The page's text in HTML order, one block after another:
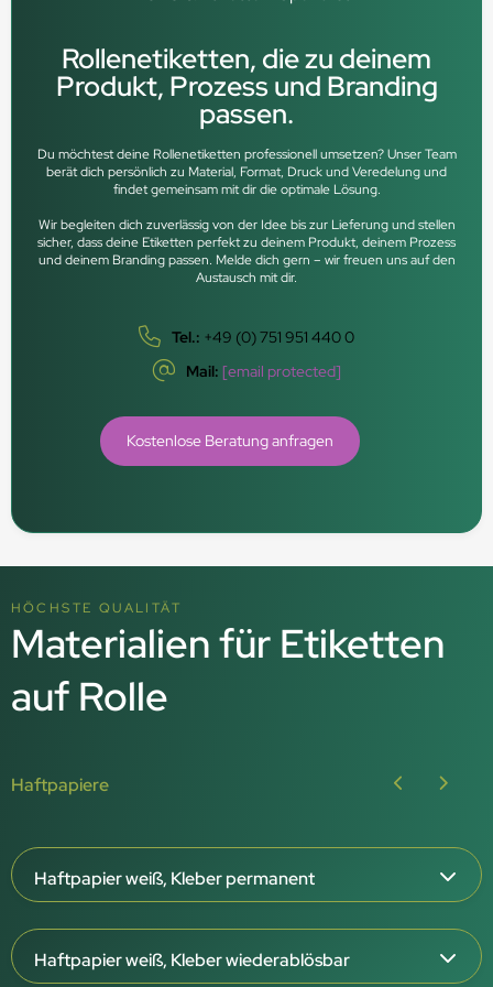
Rollenetiketten, die zu deinem
Produkt, Prozess und Branding
passen.
Du möchtest deine Rollenetiketten professionell umsetzen? Unser Team
berät dich persönlich zu Material, Format, Druck und Veredelung und
findet gemeinsam mit dir die optimale Lösung.
Wir begleiten dich zuverlässig von der Idee bis zur Lieferung und stellen
sicher, dass deine Etiketten perfekt zu deinem Produkt, deinem Prozess
und deinem Branding passen. Melde dich gern – wir freuen uns auf den
Austausch mit dir.
Tel.: +49 (0) 751 951 440 0
Mail: [email protected]
Kostenlose Beratung anfragen
HÖCHSTE QUALITÄT
Materialien für Etiketten
auf Rolle
Haftpapiere
Haftpapier weiß, Kleber permanent
Weiße Oberfläche, matt oder glänzend
Haftpapier weiß, Kleber wiederablösbar